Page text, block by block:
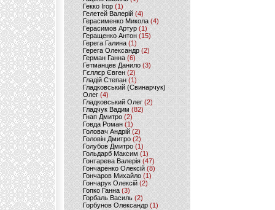
Гекко Ігор(1)
Гелетей Валерій (4)
Герасименко Микола (4)
Герасимов Артур (1)
Геращенко Антон(15)
Герега Галина (1)
Герега Олександр (2)
Герман Ганна (6)
Гетманцев Данило (3)
Гєллєр Євген (2)
Гладій Степан(1)
Гладковський (Свинарчук)
Олег (4)
Гладковський Олег (2)
Гладчук Вадим (82)
Гнап Дмитро (2)
Говда Роман(1)
Головач Андрій (2)
Головін Дмитро (2)
Голубов Дмитро (1)
Гольдарб Максим(1)
Гонтарева Валерія (47)
Гончаренко Олексій(8)
Гончаров Михайло (1)
Гончарук Олексій (2)
Гопко Ганна (3)
Горбаль Василь (2)
Горбунов Олександр (1)